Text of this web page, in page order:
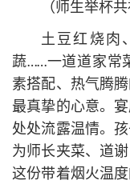
（师生举杯
土豆红烧肉
蔬……一道道家常
素搭配、热气腾
最真挚的心意。
处处流露温情。
为师长夹菜、道
这份带着烟火温